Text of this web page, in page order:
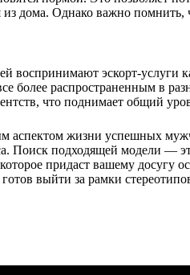
дома. Однако важно помнить,
воспринимают эскорт-услуги
более распространенным в
что поднимает общий
аспектом жизни успешных
Поиск подходящей модели —
придаст вашему досугу
выйти за рамки